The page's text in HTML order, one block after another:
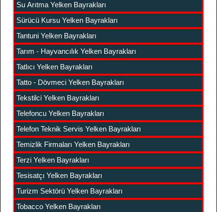
Su Arıtma Yelken Bayrakları
Sürücü Kursu Yelken Bayrakları
Tantuni Yelken Bayrakları
Tarım - Hayvancılık Yelken Bayrakları
Tatlıcı Yelken Bayrakları
Tatto - Dövmeci Yelken Bayrakları
Tekstilci Yelken Bayrakları
Telefoncu Yelken Bayrakları
Telefon Teknik Servis Yelken Bayrakları
Temizlik Firmaları Yelken Bayrakları
Terzi Yelken Bayrakları
Tesisatçı Yelken Bayrakları
Turizm Sektörü Yelken Bayrakları
Tobacco Yelken Bayrakları